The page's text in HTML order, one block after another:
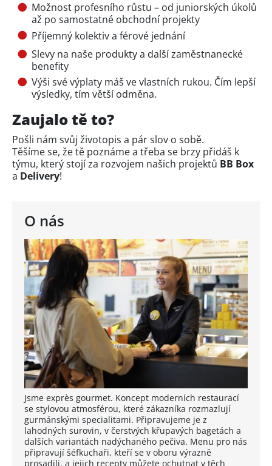
O nás
Jsme exprès gourmet. Koncept moderních restaurací
se stylovou atmosférou, které zákazníka rozmazlují
gurmánskými specialitami. Připravujeme je z
lahodných surovin, v čerstvých křupavých bagetách a
dalších variantách nadýchaného pečiva. Menu pro nás
připravují šéfkuchaři, kteří se v oboru výrazně
prosadili, a jejich recepty můžete ochutnat v těch
Možnost profesního růstu – od juniorských úkolů
až po samostatné obchodní projekty
Příjemný kolektiv a férové jednání
Slevy na naše produkty a další zaměstnanecké
benefity
Výši své výplaty máš ve vlastních rukou. Čím lepší
výsledky, tím větší odměna.
Zaujalo tě to?
Pošli nám svůj životopis a pár slov o sobě.
Těšíme se, že tě poznáme a třeba se brzy přidáš k
týmu, který stojí za rozvojem našich projektů BB Box
a Delivery!